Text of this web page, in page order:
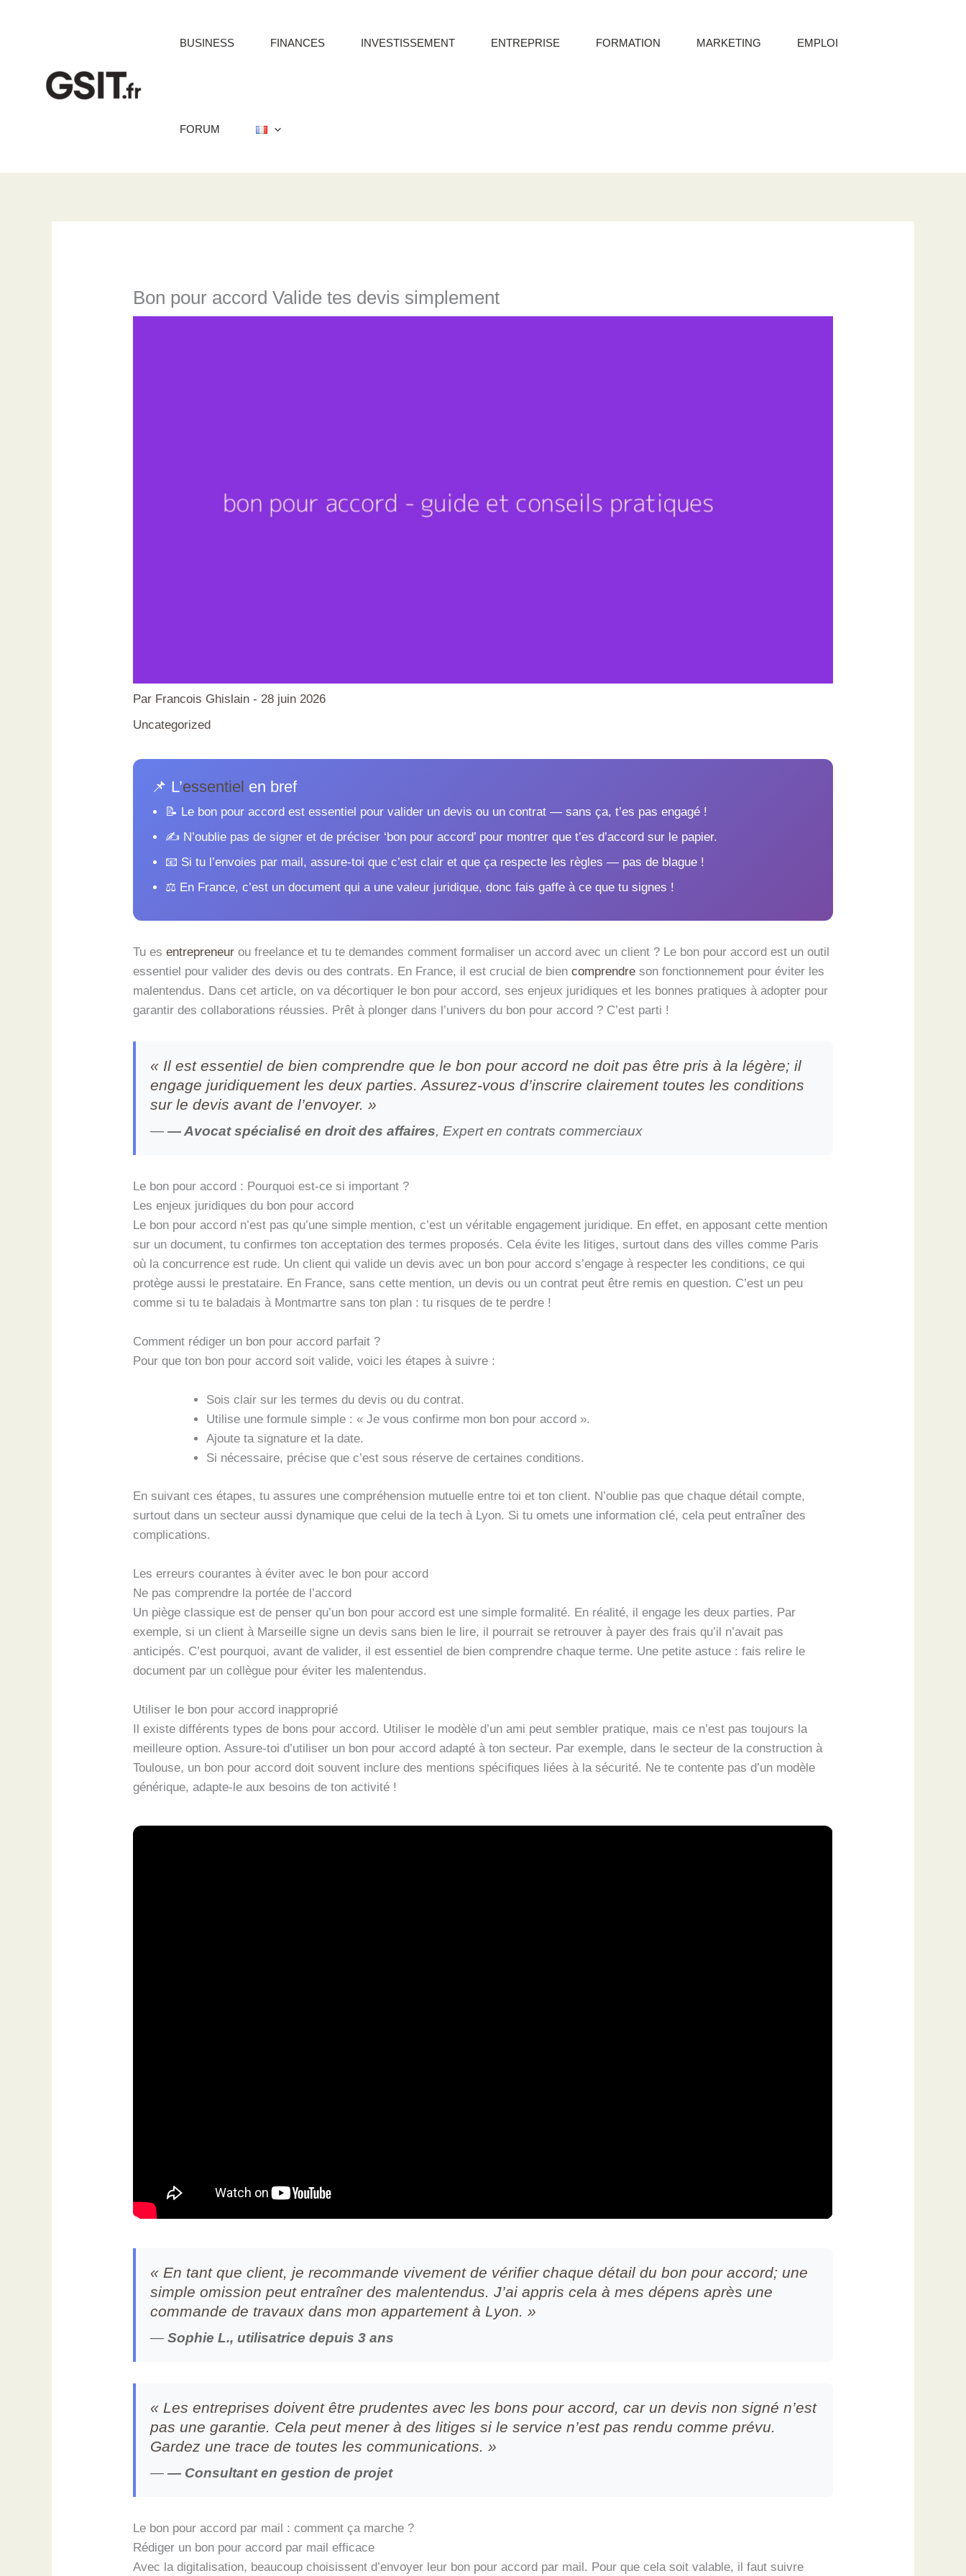
BUSINESS FINANCES INVESTISSEMENT ENTREPRISE FORMATION MARKETING EMPLOI
FORUM
Bon pour accord Valide tes devis simplement
Par Francois Ghislain-28 juin 2026
Uncategorized
📌 L’essentiel en bref
📝 Le bon pour accord est essentiel pour valider un devis ou un contrat — sans ça, t’es pas engagé !
✍️ N’oublie pas de signer et de préciser ‘bon pour accord’ pour montrer que t’es d’accord sur le papier.
📧 Si tu l’envoies par mail, assure-toi que c’est clair et que ça respecte les règles — pas de blague !
⚖️ En France, c’est un document qui a une valeur juridique, donc fais gaffe à ce que tu signes !
Tu esentrepreneur ou freelance et tu te demandes comment formaliser un accord avec un client ? Le bon pour accord est un outil
essentiel pour valider des devis ou des contrats. En France, il est crucial de biencomprendre son fonctionnement pour éviter les
malentendus. Dans cet article, on va décortiquer le bon pour accord, ses enjeux juridiques et les bonnes pratiques à adopter pour
garantir des collaborations réussies. Prêt à plonger dans l’univers du bon pour accord ? C’est parti !
« Il est essentiel de bien comprendre que le bon pour accord ne doit pas être pris à la légère; il
engage juridiquement les deux parties. Assurez-vous d’inscrire clairement toutes les conditions
sur le devis avant de l’envoyer. »
—— Avocat spécialisé en droit des affaires, Expert en contrats commerciaux
Le bon pour accord : Pourquoi est-ce si important ?
Les enjeux juridiques du bon pour accord
Le bon pour accord n’est pas qu’une simple mention, c’est un véritable engagement juridique. En effet, en apposant cette mention
sur un document, tu confirmes ton acceptation des termes proposés. Cela évite les litiges, surtout dans des villes comme Paris
où la concurrence est rude. Un client qui valide un devis avec un bon pour accord s’engage à respecter les conditions, ce qui
protège aussi le prestataire. En France, sans cette mention, un devis ou un contrat peut être remis en question. C’est un peu
comme si tu te baladais à Montmartre sans ton plan : tu risques de te perdre !
Comment rédiger un bon pour accord parfait ?
Pour que ton bon pour accord soit valide, voici les étapes à suivre :
Sois clair sur les termes du devis ou du contrat.
Utilise une formule simple : « Je vous confirme mon bon pour accord ».
Ajoute ta signature et la date.
Si nécessaire, précise que c’est sous réserve de certaines conditions.
En suivant ces étapes, tu assures une compréhension mutuelle entre toi et ton client. N’oublie pas que chaque détail compte,
surtout dans un secteur aussi dynamique que celui de la tech à Lyon. Si tu omets une information clé, cela peut entraîner des
complications.
Les erreurs courantes à éviter avec le bon pour accord
Ne pas comprendre la portée de l’accord
Un piège classique est de penser qu’un bon pour accord est une simple formalité. En réalité, il engage les deux parties. Par
exemple, si un client à Marseille signe un devis sans bien le lire, il pourrait se retrouver à payer des frais qu’il n’avait pas
anticipés. C’est pourquoi, avant de valider, il est essentiel de bien comprendre chaque terme. Une petite astuce : fais relire le
document par un collègue pour éviter les malentendus.
Utiliser le bon pour accord inapproprié
Il existe différents types de bons pour accord. Utiliser le modèle d’un ami peut sembler pratique, mais ce n’est pas toujours la
meilleure option. Assure-toi d’utiliser un bon pour accord adapté à ton secteur. Par exemple, dans le secteur de la construction à
Toulouse, un bon pour accord doit souvent inclure des mentions spécifiques liées à la sécurité. Ne te contente pas d’un modèle
générique, adapte-le aux besoins de ton activité !
« En tant que client, je recommande vivement de vérifier chaque détail du bon pour accord; une
simple omission peut entraîner des malentendus. J’ai appris cela à mes dépens après une
commande de travaux dans mon appartement à Lyon. »
—Sophie L., utilisatrice depuis 3 ans
« Les entreprises doivent être prudentes avec les bons pour accord, car un devis non signé n’est
pas une garantie. Cela peut mener à des litiges si le service n’est pas rendu comme prévu.
Gardez une trace de toutes les communications. »
—— Consultant en gestion de projet
Le bon pour accord par mail : comment ça marche ?
Rédiger un bon pour accord par mail efficace
Avec la digitalisation, beaucoup choisissent d’envoyer leur bon pour accord par mail. Pour que cela soit valable, il faut suivre